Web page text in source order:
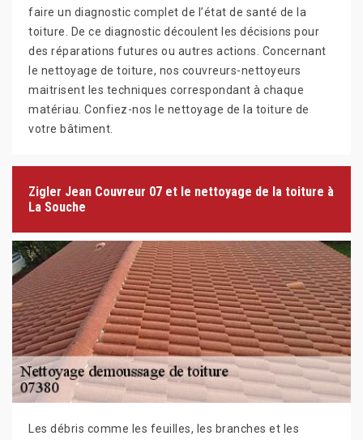
faire un diagnostic complet de l’état de santé de la
toiture. De ce diagnostic découlent les décisions pour
des réparations futures ou autres actions. Concernant
le nettoyage de toiture, nos couvreurs-nettoyeurs
maitrisent les techniques correspondant à chaque
matériau. Confiez-nos le nettoyage de la toiture de
votre bâtiment.
Zigler Jean Couvreur 07 et le nettoyage de la toiture à
La Souche
Les débris comme les feuilles, les branches et les